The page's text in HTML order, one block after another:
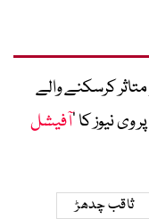
کرسکنے والے
نیوز کا ’آفیشل
ثاقب چدھڑ